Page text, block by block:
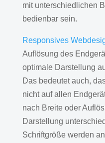
mit unterschiedlichen
bedienbar sein.
Responsives
Auflösung des
optimale Darstellung
Das bedeutet auch,
nicht auf allen
nach Breite oder
Darstellung
Schriftgröße werden